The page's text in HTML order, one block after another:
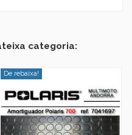
categoria:
De rebaixa!